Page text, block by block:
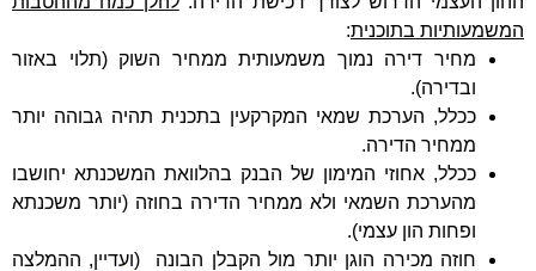
המשמעותיות בתוכנית:
מחיר דירה נמוך משמעותית ממחיר השוק (תלוי באזור
ובדירה).
ככלל, הערכת שמאי המקרקעין בתכנית תהיה גבוהה יותר
ממחיר הדירה.
ככלל, אחוזי המימון של הבנק בהלוואת המשכנתא יחושבו
מהערכת השמאי ולא ממחיר הדירה בחוזה (יותר משכנתא
ופחות הון עצמי).
חוזה מכירה הוגן יותר מול הקבלן הבונה (ועדיין, ההמלצה